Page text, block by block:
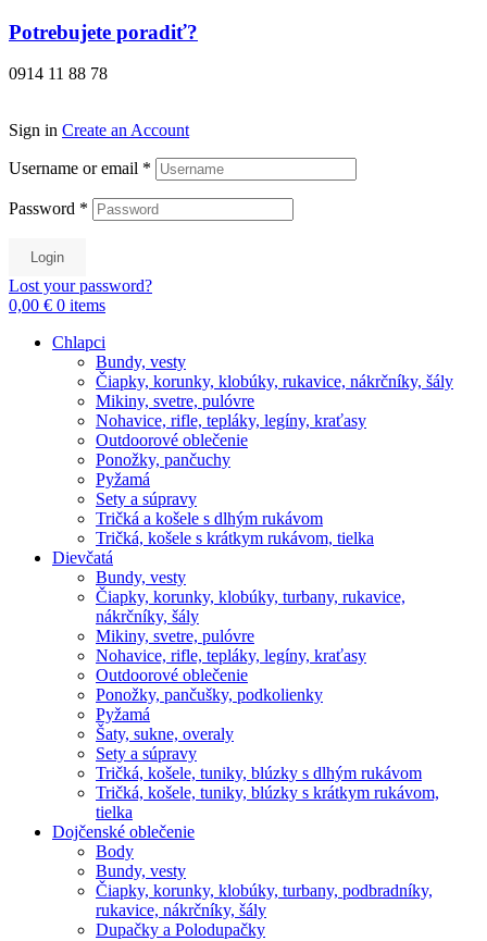
Preskočiť
obsah
Potrebujete poradiť?
0914 11 88 78
Sign in Create an Account
Username or email *
Password *
Login
Lost your password?
0,00 € 0 items
Chlapci
Bundy, vesty
Čiapky, korunky, klobúky, rukavice, nákrčníky, šály
Mikiny, svetre, pulóvre
Nohavice, rifle, tepláky, legíny, kraťasy
Outdoorové oblečenie
Ponožky, pančuchy
Pyžamá
Sety a súpravy
Tričká a košele s dlhým rukávom
Tričká, košele s krátkym rukávom, tielka
Dievčatá
Bundy, vesty
Čiapky, korunky, klobúky, turbany, rukavice,
nákrčníky, šály
Mikiny, svetre, pulóvre
Nohavice, rifle, tepláky, legíny, kraťasy
Outdoorové oblečenie
Ponožky, pančušky, podkolienky
Pyžamá
Šaty, sukne, overaly
Sety a súpravy
Tričká, košele, tuniky, blúzky s dlhým rukávom
Tričká, košele, tuniky, blúzky s krátkym rukávom,
tielka
Dojčenské oblečenie
Body
Bundy, vesty
Čiapky, korunky, klobúky, turbany, podbradníky,
rukavice, nákrčníky, šály
Dupačky a Polodupačky